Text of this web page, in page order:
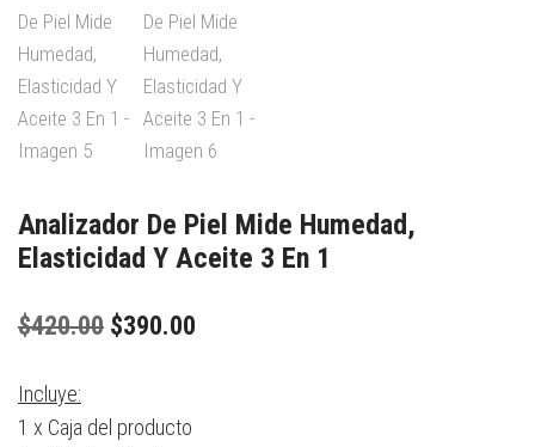
Analizador De Piel Mide Humedad,
Elasticidad Y Aceite 3 En 1
$420.00 $390.00
Incluye:
1 x Caja del producto